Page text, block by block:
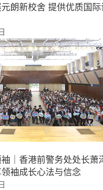
朗新校舍 提供优质国
｜香港前警务处处长萧
袖成长心法与信念